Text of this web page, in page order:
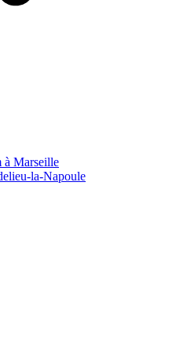
à Marseille
la-Napoule